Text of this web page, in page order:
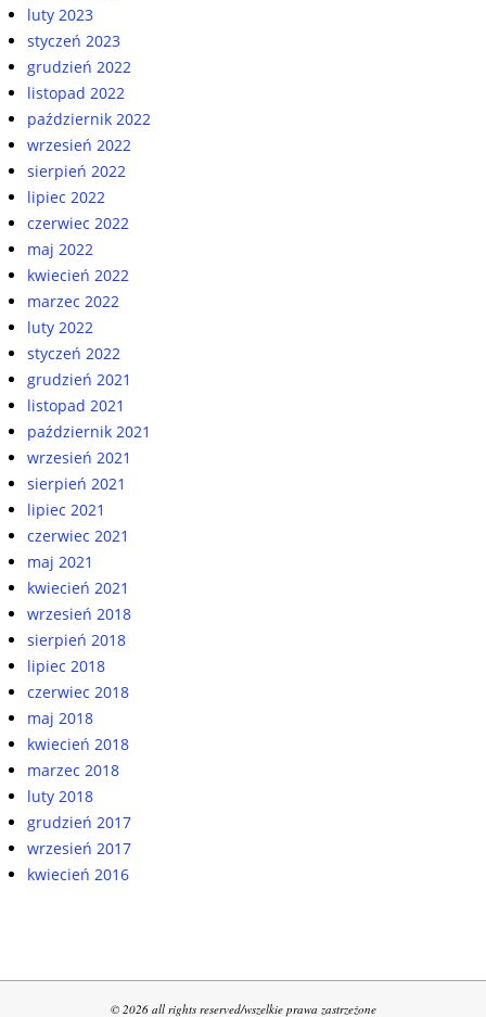
luty 2023
styczeń 2023
grudzień 2022
listopad 2022
październik 2022
wrzesień 2022
sierpień 2022
lipiec 2022
czerwiec 2022
maj 2022
kwiecień 2022
marzec 2022
luty 2022
styczeń 2022
grudzień 2021
listopad 2021
październik 2021
wrzesień 2021
sierpień 2021
lipiec 2021
czerwiec 2021
maj 2021
kwiecień 2021
wrzesień 2018
sierpień 2018
lipiec 2018
czerwiec 2018
maj 2018
kwiecień 2018
marzec 2018
luty 2018
grudzień 2017
wrzesień 2017
kwiecień 2016
© 2026 all rights reserved/wszelkie prawa zastrzeżone